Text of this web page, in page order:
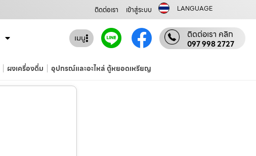
ติดต่อเรา เข้าสู่ระบบ LANGUAGE
เมนู ติดต่อเรา คลิก
097 998 2727
ผงเครื่องดื่ม อุปกรณ์และอะไหล่ ตู้หยอดเหรียญ